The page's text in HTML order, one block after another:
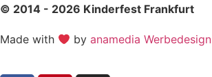
© 2014 - 2026 Kinderfest Frankfurt
Made with byanamedia Werbedesign